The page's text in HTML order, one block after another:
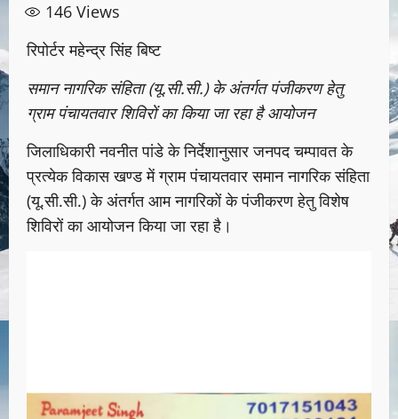
146 Views
रिपोर्टर महेन्द्र सिंह बिष्ट
समान नागरिक संहिता (यू.सी.सी.) के अंतर्गत पंजीकरण हेतु
ग्राम पंचायतवार शिविरों का किया जा रहा है आयोजन
जिलाधिकारी नवनीत पांडे के निर्देशानुसार जनपद चम्पावत के
प्रत्येक विकास खण्ड में ग्राम पंचायतवार समान नागरिक संहिता
(यू.सी.सी.) के अंतर्गत आम नागरिकों के पंजीकरण हेतु विशेष
शिविरों का आयोजन किया जा रहा है।